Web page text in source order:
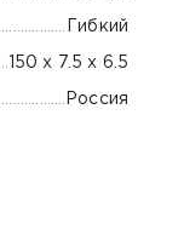
Гибкий
150 х 7.5 х 6.5
Россия